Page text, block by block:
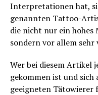
Interpretationen hat,
genannten Tattoo-
die nicht nur ein hohes
sondern vor allem
Wer bei diesem Artikel
gekommen ist und sich
geeigneten Tätowierer